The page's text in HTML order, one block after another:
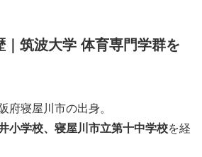
筑波大学 体育専門学群を
府寝屋川市の出身。
小学校、寝屋川市立第十中学校を経